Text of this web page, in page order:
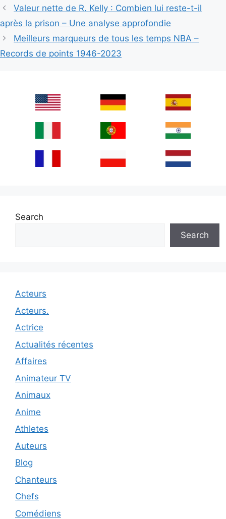
Valeur nette de R. Kelly : Combien lui reste-t-il
après la prison – Une analyse approfondie
Meilleurs marqueurs de tous les temps NBA –
Records de points 1946-2023
Search
Search
Acteurs
Acteurs.
Actrice
Actualités récentes
Affaires
Animateur TV
Animaux
Anime
Athletes
Auteurs
Blog
Chanteurs
Chefs
Comédiens